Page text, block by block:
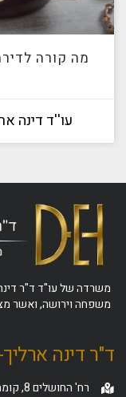
מה קורה
עו''ד דינה
משרדה של עו"ד ד"ר
משפחה וירושה, ואשר
ד"ר דינה
רח' החושלים 8, קומה 6, אגף צפוני, ת.ד 12425, הרצליה פיתוח